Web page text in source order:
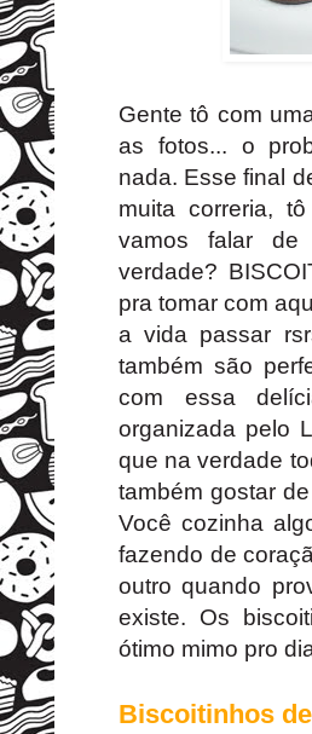
Gente tô com
as fotos... o
nada. Esse final
muita correria,
vamos falar
verdade?
pra tomar com
a vida passar
também são
com essa
organizada pelo
que na verdade
também gostar
Você cozinha
fazendo de
outro quando
existe. Os
ótimo mimo pro
Biscoitinhos